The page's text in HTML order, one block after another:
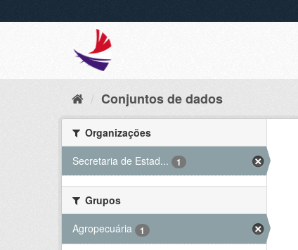
Conjuntos de dados
Organizações
Secretaria de Estad...
1
Grupos
Agropecuária
1